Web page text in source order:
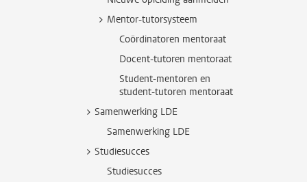
Mentor-tutorsysteem
Coördinatoren mentoraat
Docent-tutoren mentoraat
Student-mentoren en
student-tutoren mentoraat
Samenwerking LDE
Samenwerking LDE
Studiesucces
Studiesucces